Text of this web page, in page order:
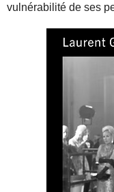
vulnérabilité de ses